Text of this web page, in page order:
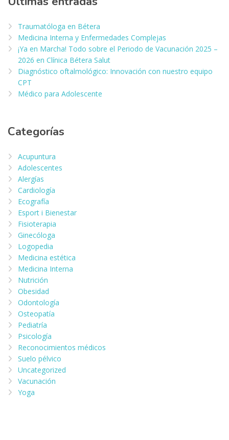
Traumatóloga en Bétera
Medicina Interna y Enfermedades Complejas
¡Ya en Marcha! Todo sobre el Periodo de Vacunación 2025 –
2026 en Clínica Bétera Salut
Diagnóstico oftalmológico: Innovación con nuestro equipo
CPT
Médico para Adolescente
Categorías
Acupuntura
Adolescentes
Alergías
Cardiología
Ecografía
Esport i Bienestar
Fisioterapia
Ginecóloga
Logopedia
Medicina estética
Medicina Interna
Nutrición
Obesidad
Odontología
Osteopatía
Pediatría
Psicología
Reconocimientos médicos
Suelo pélvico
Uncategorized
Vacunación
Yoga